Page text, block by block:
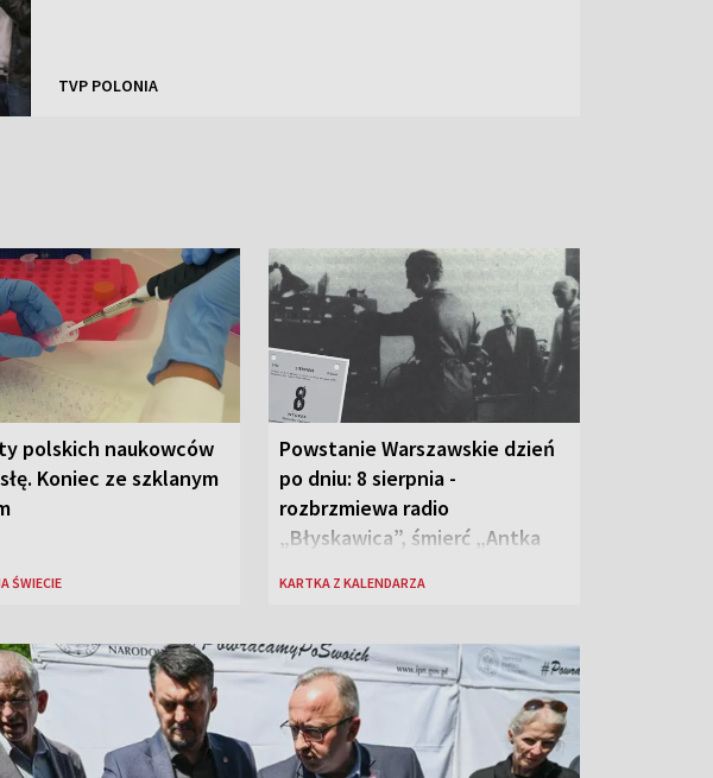
TVP POLONIA
polskich naukowców
Koniec ze szklanym
ŚWIECIE
Powstanie Warszawskie dzień
po dniu: 8 sierpnia -
rozbrzmiewa radio
„Błyskawica”, śmierć „Antka
KARTKA Z KALENDARZA